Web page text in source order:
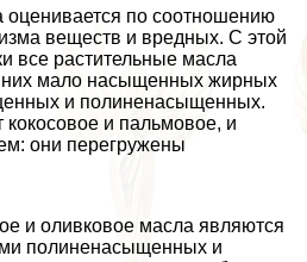
оценивается по соотношению
веществ и вредных. С этой
все растительные масла
мало насыщенных жирных
и полиненасыщенных.
и пальмовое, и
они перегружены
и оливковое масла являются
полиненасыщенных и